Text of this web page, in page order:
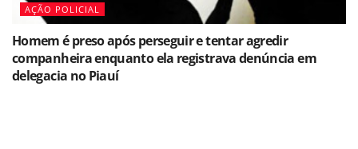
AÇÃO POLICIAL
Homem é preso após perseguir e tentar agredir
companheira enquanto ela registrava denúncia em
delegacia no Piauí